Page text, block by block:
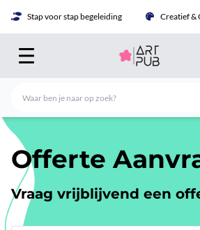
Stap voor stap begeleiding Creatief &
Offerte
Vraag vrijblijvend een